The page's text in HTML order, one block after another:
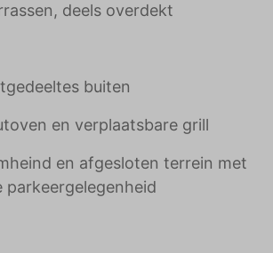
deels overdekt
buiten
en verplaatsbare grill
en afgesloten terrein met
parkeergelegenheid